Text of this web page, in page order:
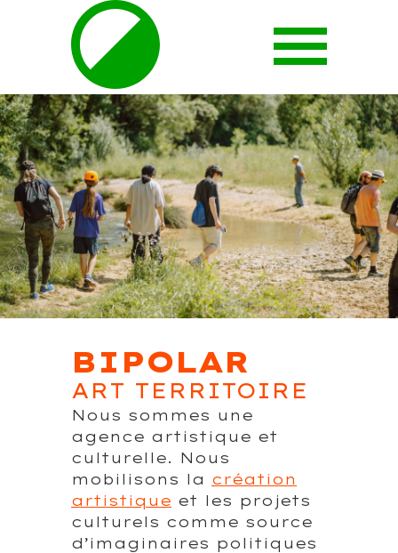
BIPOLAR
ART TERRITOIRE
Nous sommes une
agence artistique et
culturelle. Nous
mobilisons la création
artistique et les projets
culturels comme source
d’imaginaires politiques